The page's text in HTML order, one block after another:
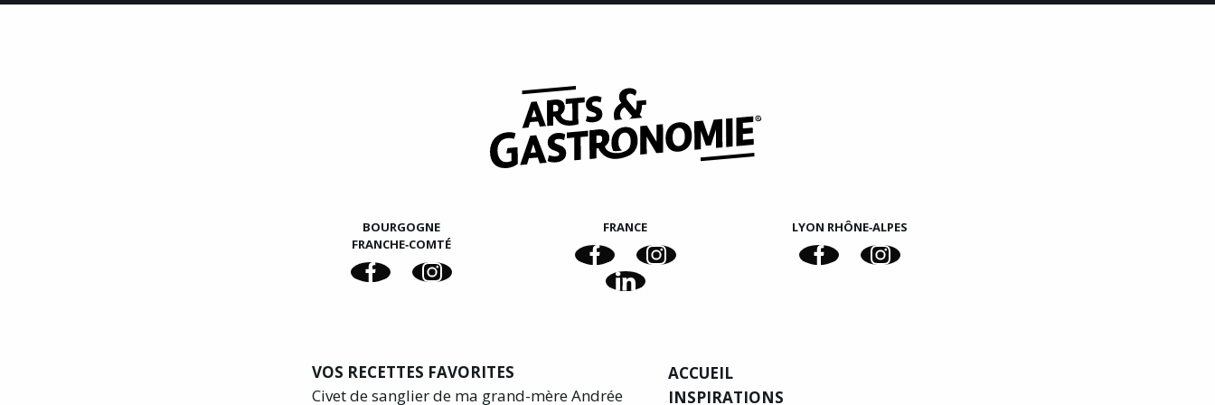
BOURGOGNE
FRANCHE‑COMTÉ
FRANCE LYON RHÔNE‑ALPES
VOS RECETTES FAVORITES
Civet de sanglier de ma grand-mère Andrée
ACCUEIL
INSPIRATIONS